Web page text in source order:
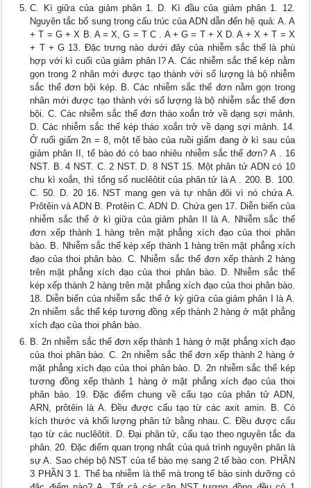
C. Kì giữa của giảm phân 1. D. Kì đầu của giảm phân 1. 12.
Nguyên tắc bổ sung trong cấu trúc của ADN dẫn đến hệ quả: A. A
+ T = G + X B. A = X, G = T C . A + G = T + X D. A + X + T = X
+ T + G 13. Đặc trưng nào dưới đây của nhiễm sắc thể là phù
hợp với kì cuối của giảm phân I? A. Các nhiễm sắc thể kép nằm
gọn trong 2 nhân mới được tạo thành với số lượng là bộ nhiễm
sắc thể đơn bội kép. B. Các nhiễm sắc thể đơn nằm gọn trong
nhân mới được tạo thành với số lượng là bộ nhiễm sắc thể đơn
bội. C. Các nhiễm sắc thể đơn tháo xoắn trở về dạng sợi mảnh.
D. Các nhiễm sắc thể kép tháo xoắn trở về dạng sợi mảnh. 14.
Ở ruối giấm 2n = 8, một tế bào của ruồi giấm đang ở kì sau của
giảm phân II, tế bào đó có bao nhiêu nhiễm sắc thể đơn? A . 16
NST. B. 4 NST. C. 2 NST. D. 8 NST 15. Một phân tử ADN có 10
chu kì xoắn, thì tổng số nuclêôtit của phân tử là A . 200. B. 100.
C. 50. D. 20 16. NST mang gen và tự nhân đôi vì nó chứa A.
Prôtêin và ADN B. Protêin C. ADN D. Chứa gen 17. Diễn biến của
nhiễm sắc thể ở kì giữa của giảm phân II là A. Nhiễm sắc thể
đơn xếp thành 1 hàng trên mặt phẳng xích đạo của thoi phân
bào. B. Nhiễm sắc thể kép xếp thành 1 hàng trên mặt phẳng xích
đạo của thoi phân bào. C. Nhiễm sắc thể đơn xếp thành 2 hàng
trên mặt phẳng xích đạo của thoi phân bào. D. Nhiễm sắc thể
kép xếp thành 2 hàng trên mặt phẳng xích đạo của thoi phân bào.
18. Diễn biến của nhiễm sắc thể ở kỳ giữa của giảm phân I là A.
2n nhiễm sắc thể kép tương đồng xếp thành 2 hàng ở mặt phẳng
xích đạo của thoi phân bào.
B. 2n nhiễm sắc thể đơn xếp thành 1 hàng ở mặt phẳng xích đạo
của thoi phân bào. C. 2n nhiễm sắc thể đơn xếp thành 2 hàng ở
mặt phẳng xích đạo của thoi phân bào. D. 2n nhiễm sắc thể kép
tương đồng xếp thành 1 hàng ở mặt phẳng xích đạo của thoi
phân bào. 19. Đặc điểm chung về cấu tạo của phân tử ADN,
ARN, prôtêin là A. Đều được cấu tạo từ các axit amin. B. Có
kích thước và khối lượng phân tử bằng nhau. C. Đều được cấu
tạo từ các nuclêôtit. D. Đại phân tử, cấu tạo theo nguyên tắc đa
phân. 20. Đặc điểm quan trọng nhất của quá trình nguyên phân là
sự A. Sao chép bộ NST của tế bào mẹ sang 2 tế bào con. PHẦN
3 PHẦN 3 1. Thể ba nhiễm là thể mà trong tế bào sinh dưỡng có